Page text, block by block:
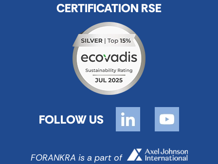
CERTIFICATION RSE
FOLLOW US
FORANKRA is a part of